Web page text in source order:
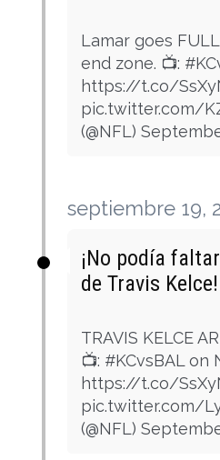
Lamar goes
end zone. 📺:
https://t.co/
pic.twitter.com/
(@NFL)
septiembre 19,
¡No podía
de Travis Kelce!
TRAVIS KELCE
📺: #KCvsBAL on
https://t.co/
pic.twitter.com/
(@NFL)